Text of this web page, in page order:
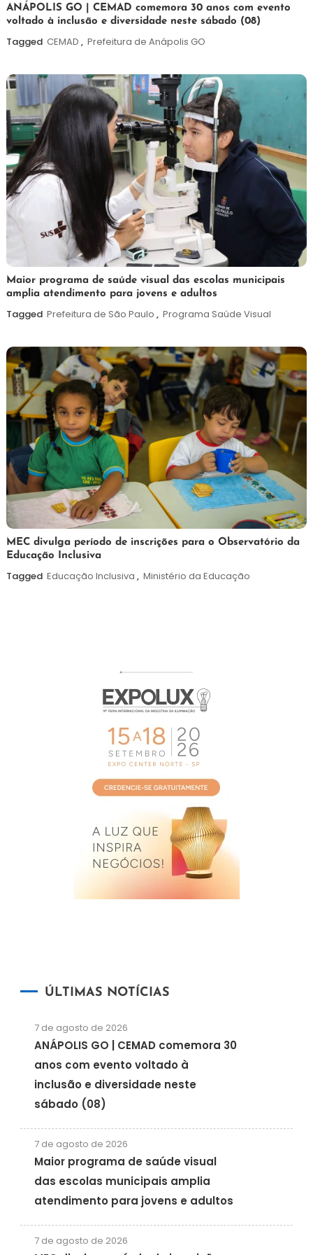
7
de
agosto
Maurilio
ANÁPOLIS GO | CEMAD comemora 30 anos com evento
voltado à inclusão e diversidade neste sábado (08)
Tagged CEMAD , Prefeitura de Anápolis GO
7
de
agosto
Maurilio
Maior programa de saúde visual das escolas municipais
amplia atendimento para jovens e adultos
Tagged Prefeitura de São Paulo , Programa Saúde Visual
7
de
agosto
Maurilio
MEC divulga período de inscrições para o Observatório da
Educação Inclusiva
Tagged Educação Inclusiva , Ministério da Educação
ÚLTIMAS NOTÍCIAS
7 de agosto de 2026
ANÁPOLIS GO | CEMAD comemora 30
anos com evento voltado à
inclusão e diversidade neste
sábado (08)
7 de agosto de 2026
Maior programa de saúde visual
das escolas municipais amplia
atendimento para jovens e adultos
7 de agosto de 2026